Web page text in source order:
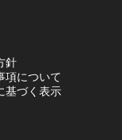
針
項について
基づく表示